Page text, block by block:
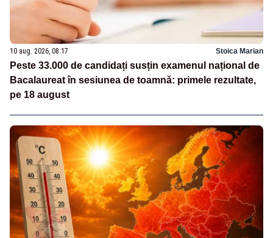
10 aug. 2026, 08:17 Stoica Marian
Peste 33.000 de candidați susțin examenul național de
Bacalaureat în sesiunea de toamnă: primele rezultate,
pe 18 august